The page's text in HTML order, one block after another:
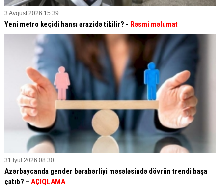
3 Avqust 2026 15:39
Yeni metro keçidi hansı ərazidə tikilir? - Rəsmi məlumat
31 İyul 2026 08:30
Azərbaycanda gender bərabərliyi məsələsində dövrün trendi başa
çatıb? – AÇIQLAMA